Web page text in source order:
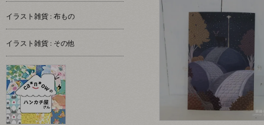
イラスト雑貨 : 布もの
イラスト雑貨 : その他